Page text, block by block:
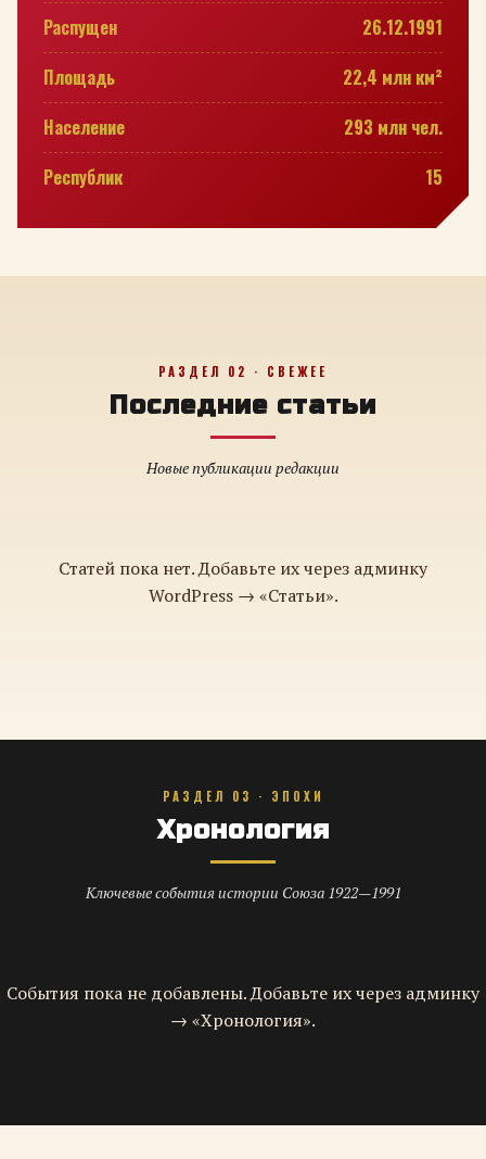
Распущен
26.12.1991
Площадь
22,4 млн км²
Население
293 млн чел.
Республик
15
РАЗДЕЛ 02 · СВЕЖЕЕ
Последние статьи
Новые публикации редакции
Статей пока нет. Добавьте их через админку
WordPress → «Статьи».
РАЗДЕЛ 03 · ЭПОХИ
Хронология
Ключевые события истории Союза 1922—1991
События пока не добавлены. Добавьте их через админку
→ «Хронология».